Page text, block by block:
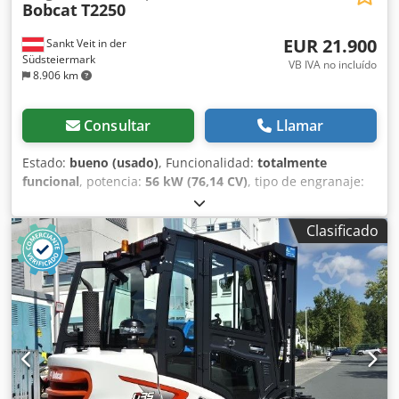
Sankt Veit in der
Südsteiermark
8.906 km
BobcatT2250
EUR 21.900
VB IVA no incluído
Consultar Llamar
Estado: bueno (usado), Funcionalidad: totalmente
funcional, potencia: 56 kW (76,14 CV), tipo de engranaje:
, tipo de combustible:
elevación:2.200 kg/m, Año de fabricación:2008, horas de
funcionamiento:4.871 h, Equipamiento: cabina, horquillas
para palés , Cargadora telescópica BOBCAT T2250 Año de
fabricación: 2008 Según contador: 4.871 horas Capacidad
de elevación: 2,2 toneladas Altura de elevación: 5 metros
Potencia: 56 kW Transmisión hidrostática de 2 velocidades
Altura total: solo 198 cm Ancho total: solo 190 cm - Incluye
horquilla - Acoplamiento rápido mecánico - Circuito
auxiliar hasta el soporte de la horquilla - Tracción a las
cuatro ruedas - 3 modos de dirección Chsdpfx Agjzr En
Clasificado